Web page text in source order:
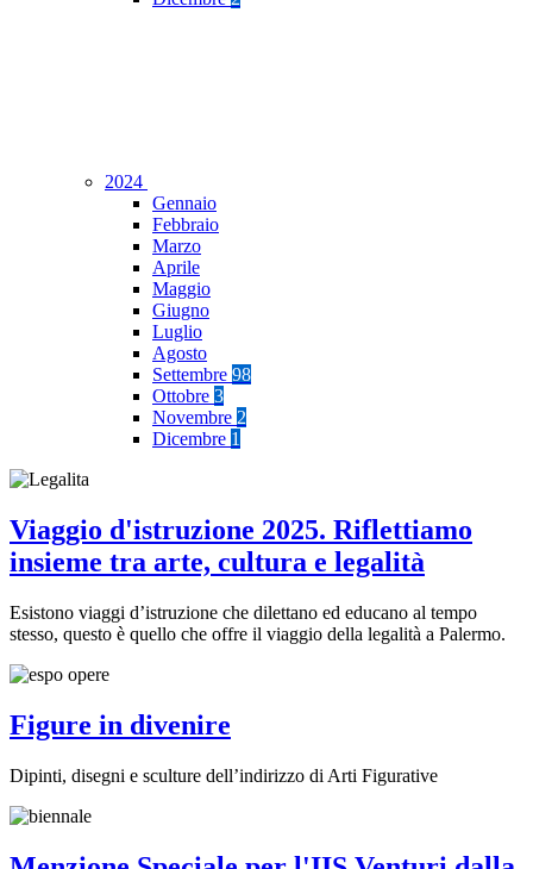
2024
Gennaio
Febbraio
Marzo
Aprile
Maggio
Giugno
Luglio
Agosto
Settembre 98
Ottobre 3
Novembre 2
Dicembre 1
Viaggio d'istruzione 2025. Riflettiamo
insieme tra arte, cultura e legalità
Esistono viaggi d’istruzione che dilettano ed educano al tempo
stesso, questo è quello che offre il viaggio della legalità a Palermo.
Figure in divenire
Dipinti, disegni e sculture dell’indirizzo di Arti Figurative